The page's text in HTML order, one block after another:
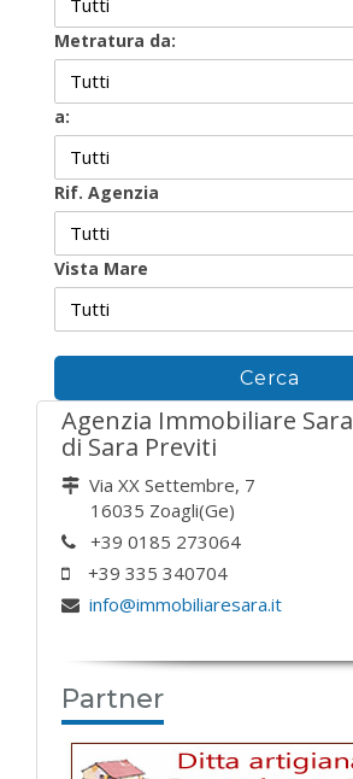
Metratura da:
a:
Rif. Agenzia
Vista Mare
Agenzia Immobiliare Sara
di Sara Previti
Via XX Settembre, 7
16035 Zoagli(Ge)
+39 0185 273064
+39 335 340704
info@immobiliaresara.it
Partner